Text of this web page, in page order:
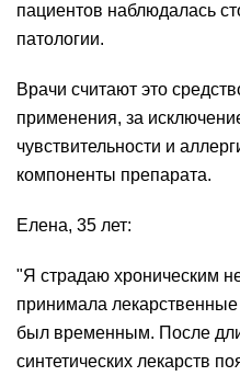
пациентов наблюдалась
патологии.
Врачи считают это
применения, за
чувствительности и
компоненты препарата.
Елена, 35 лет:
"Я страдаю хроническим
принимала
был временным. После
синтетических лекарств